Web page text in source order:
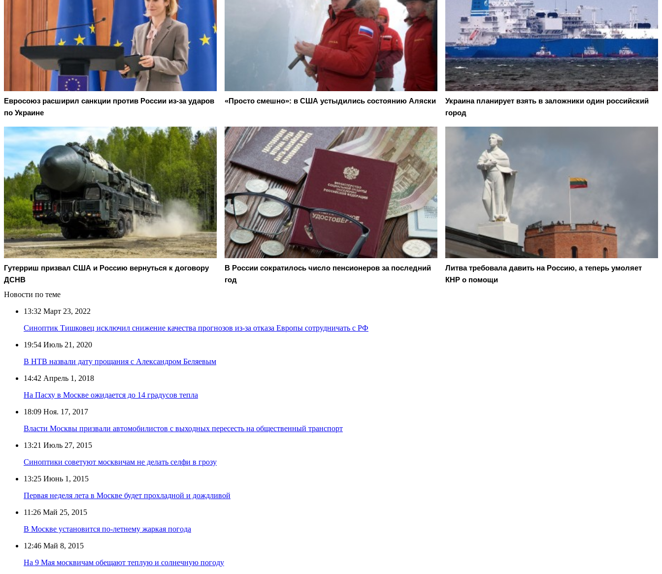
Евросоюз расширил санкции против России из-за ударов
по Украине
«Просто смешно»: в США устыдились состоянию Аляски
Украина планирует взять в заложники один российский
город
Гутерриш призвал США и Россию вернуться к договору
ДСНВ
В России сократилось число пенсионеров за последний
год
Литва требовала давить на Россию, а теперь умоляет
КНР о помощи
Новости по теме
13:32 Март 23, 2022
Синоптик Тишковец исключил снижение качества прогнозов из-за отказа Европы сотрудничать с РФ
19:54 Июль 21, 2020
В НТВ назвали дату прощания с Александром Беляевым
14:42 Апрель 1, 2018
На Пасху в Москве ожидается до 14 градусов тепла
18:09 Ноя. 17, 2017
Власти Москвы призвали автомобилистов с выходных пересесть на общественный транспорт
13:21 Июль 27, 2015
Синоптики советуют москвичам не делать селфи в грозу
13:25 Июнь 1, 2015
Первая неделя лета в Москве будет прохладной и дождливой
11:26 Май 25, 2015
В Москве установится по-летнему жаркая погода
12:46 Май 8, 2015
На 9 Мая москвичам обещают теплую и солнечную погоду